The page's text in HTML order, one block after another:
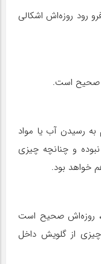
رود روزه‌اش اشکالی
صحیح است.
به رسیدن آب یا مواد
و چنانچه چیزی
خواهد بود.
روزه‌اش صحیح است
چیزی از گلویش داخل